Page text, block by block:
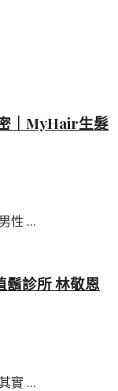
｜MyHair生髮
性 ...
診所 林敬恩
實 ...